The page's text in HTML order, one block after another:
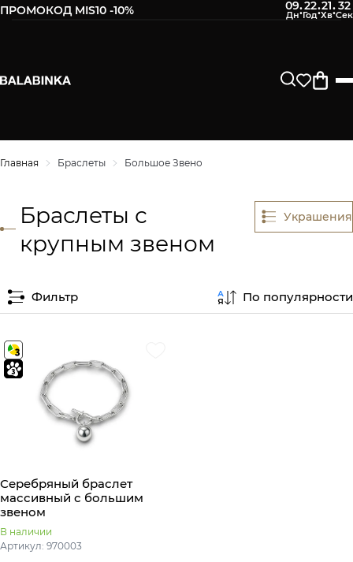
ПРОМОКОД MIS10 -10% 09:22:21:32
Главная Браслеты Большое Звено
Браслеты с
крупным звеном
Украшения
Фильтр По популярности
Серебряный браслет
массивный с большим
звеном
В наличии
Артикул: 970003